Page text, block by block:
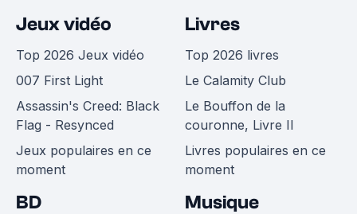
Jeux vidéo
Top 2026 Jeux vidéo
007 First Light
Assassin's Creed: Black
Flag - Resynced
Jeux populaires en ce
moment
Livres
Top 2026 livres
Le Calamity Club
Le Bouffon de la
couronne, Livre II
Livres populaires en ce
moment
BD Musique